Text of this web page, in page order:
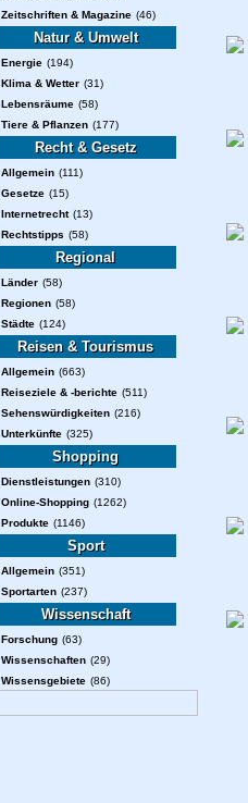
Zeitschriften & Magazine (46)
Natur & Umwelt
Energie (194)
Klima & Wetter (31)
Lebensräume (58)
Tiere & Pflanzen (177)
Recht & Gesetz
Allgemein (111)
Gesetze (15)
Internetrecht (13)
Rechtstipps (58)
Regional
Länder (58)
Regionen (58)
Städte (124)
Reisen & Tourismus
Allgemein (663)
Reiseziele & -berichte (511)
Sehenswürdigkeiten (216)
Unterkünfte (325)
Shopping
Dienstleistungen (310)
Online-Shopping (1262)
Produkte (1146)
Sport
Allgemein (351)
Sportarten (237)
Wissenschaft
Forschung (63)
Wissenschaften (29)
Wissensgebiete (86)